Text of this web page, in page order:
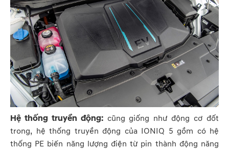
Hệ thống truyền động:cũng giống như động cơ đốt
trong, hệ thống truyền động của IONIQ 5 gồm có hệ
thống PE biến năng lượng điện từ pin thành động năng